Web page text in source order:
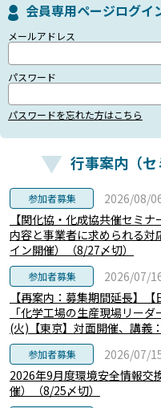
会員専用ページログイ
メールアドレス
パスワード
パスワードを忘れた方はこちら
行事案内（セ
参加者募集 2026/08/
【関化協・化成協共催セミ
内容と事業者に求められる
イン開催）（8/27〆切）
参加者募集 2026/07/
【再案内：募集期間延長】
「化学工場の生産現場リー
(火)【東京】対面開催、講義
参加者募集 2026/07/
2026年9月度環境安全情報交
催）（8/25〆切）